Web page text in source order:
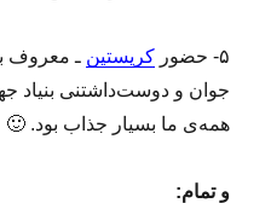
۵- حضور کریستین ـ معروف
جوان و دوست‌داشتنی بنیاد
همه‌ی ما بسیار جذاب بود. 🙂
و تمام: